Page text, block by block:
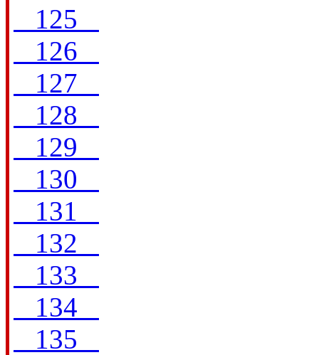
125
126
127
128
129
130
131
132
133
134
135